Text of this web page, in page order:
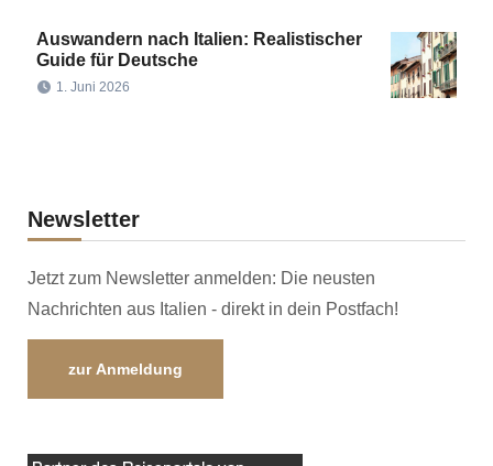
Auswandern nach Italien: Realistischer
Guide für Deutsche
1. Juni 2026
Newsletter
Jetzt zum Newsletter anmelden: Die neusten
Nachrichten aus Italien - direkt in dein Postfach!
zur Anmeldung